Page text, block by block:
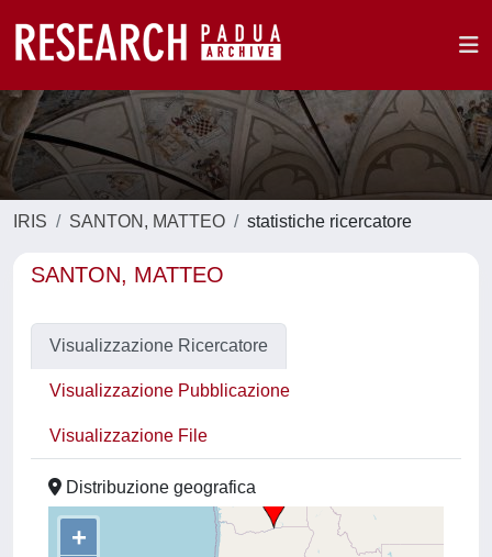
IRIS SANTON, MATTEO statistiche ricercatore
SANTON, MATTEO
Visualizzazione Ricercatore
Visualizzazione Pubblicazione
Visualizzazione File
Distribuzione geografica
+